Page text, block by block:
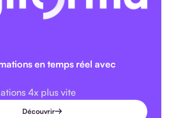
en temps réel avec
4x plus vite
Découvrir